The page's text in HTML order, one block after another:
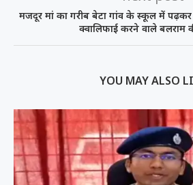
मजदूर मां का गरीब बेटा गांव के स्कूल में पढ़कर
क्वालिफाई करने वाले बलराम
YOU MAY ALSO